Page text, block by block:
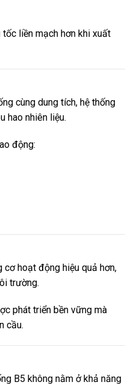
liền mạch hơn khi xuất
cùng dung tích, hệ thống
hao nhiên liệu.
động:
hoạt động hiệu quả hơn,
trường.
phát triển bền vững mà
cầu.
B5 không nằm ở khả năng